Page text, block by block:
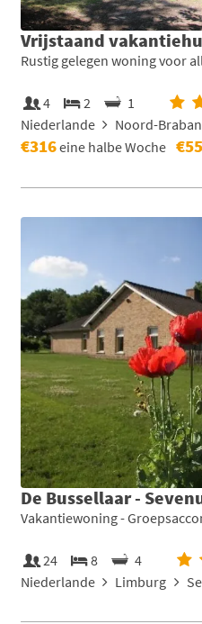
Vrijstaand
Rustig gelegen woning voor
4 2
1
Niederlande
Noord-
€316eine halbe Woche
De Bussellaar -
Vakantiewoning -
24 8
4
Niederlande
Limburg